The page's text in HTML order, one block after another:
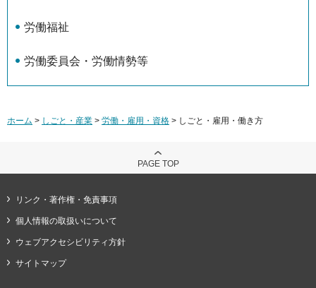
労働福祉
労働委員会・労働情勢等
ホーム > しごと・産業 > 労働・雇用・資格 > しごと・雇用・働き方
PAGE TOP
リンク・著作権・免責事項
個人情報の取扱いについて
ウェブアクセシビリティ方針
サイトマップ